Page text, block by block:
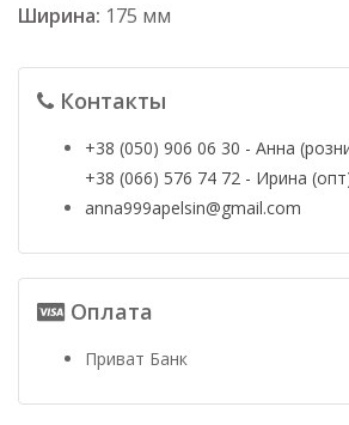
Ширина: 175 мм
Контакты
+38 (050) 906 06 30 - Анна
+38 (066) 576 74 72 - Ирина
anna999apelsin@gmail.com
Оплата
Приват Банк